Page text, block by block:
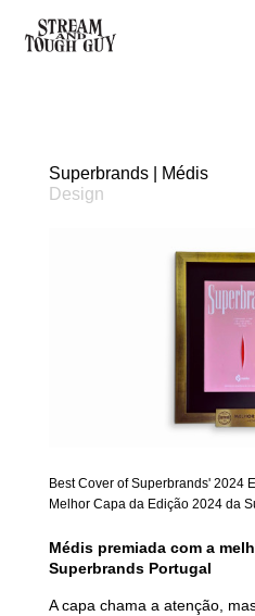
Superbrands | Médis
Design
Best Cover of Superbrands' 2024
Melhor Capa da Edição 2024 da
Médis premiada com a
Superbrands Portugal
A capa chama a atenção,